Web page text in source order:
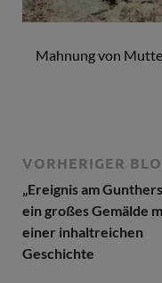
Mahnung von
VORHERIGER
„Ereignis am
ein großes Gemälde
einer inhaltreichen
Geschichte